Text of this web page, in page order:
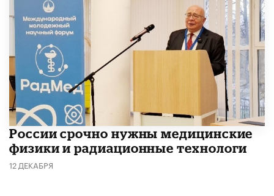
России срочно нужны медицинские
физики и радиационные технологи
12 ДЕКАБРЯ